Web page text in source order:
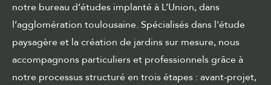
notre bureau d’études implanté à L’Union, dans
l’agglomération toulousaine. Spécialisés dans l'étude
paysagèreet la création de jardins sur mesure, nous
accompagnons particuliers et professionnels grâce à
notre processus structuré en trois étapes : avant-projet,